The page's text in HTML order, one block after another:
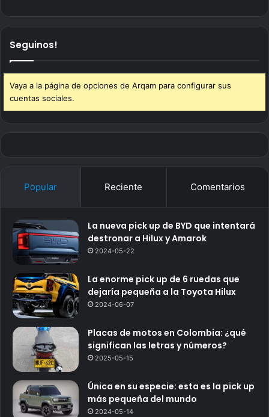
Seguinos!
Vaya a la página de opciones de Arqam para configurar sus
cuentas sociales.
Popular Reciente Comentarios
La nueva pick up de BYD que intentará
destronar a Hilux y Amarok
2024-05-22
La enorme pick up de 6 ruedas que
dejaría pequeña a la Toyota Hilux
2024-06-07
Placas de motos en Colombia: ¿qué
significan las letras y números?
2025-05-15
Única en su especie: esta es la pick up
más pequeña del mundo
2024-05-14